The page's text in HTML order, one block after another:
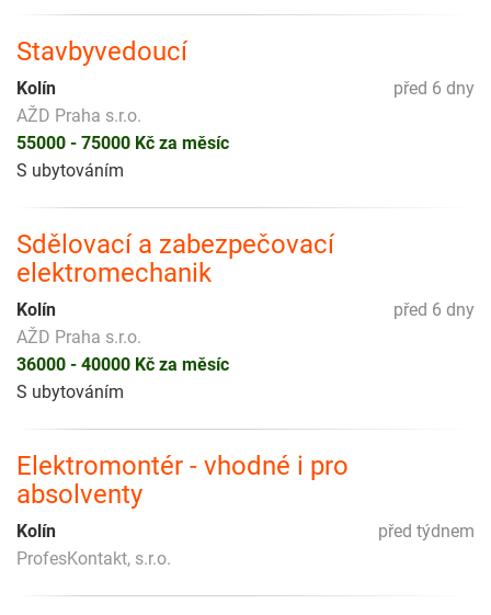
Stavbyvedoucí
před 6 dny
Kolín
AŽD Praha s.r.o.
55000 - 75000 Kč za měsíc
S ubytováním
Sdělovací a zabezpečovací
elektromechanik
před 6 dny
Kolín
AŽD Praha s.r.o.
36000 - 40000 Kč za měsíc
S ubytováním
Elektromontér - vhodné i pro
absolventy
před týdnem
Kolín
ProfesKontakt, s.r.o.